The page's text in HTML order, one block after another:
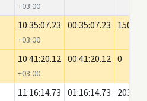
+03:00
10:35:07.23
+03:00
00:35:07.23 1500
10:41:20.12
+03:00
00:41:20.12 0
11:16:14.73 01:16:14.73 20350